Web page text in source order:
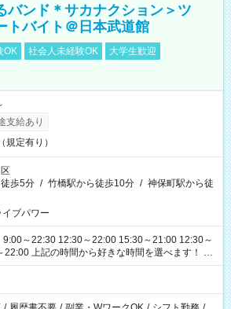
バンド＊サカナクション＞ツ
トバイト＠日本武道館
OK 社会人未経験OK
大学生歓迎
支給あり
規定有り）
歩5分 / 竹橋駅から徒歩10分 / 神保町駅から徒
ブパワー
9:00～22:30 12:30～22:00 15:30～21:00 12:30～
時間を選べます！ ※
る可能性があります